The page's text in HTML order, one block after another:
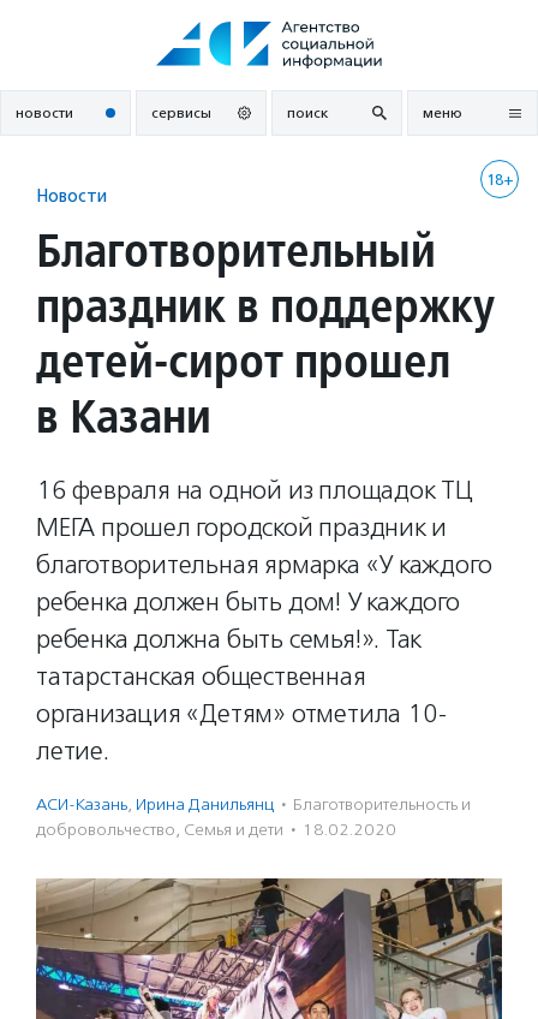
новости сервисы поиск меню
18+
Новости
Благотворительный
праздник в поддержку
детей-сирот прошел
в Казани
16 февраля на одной из площадок ТЦ
МЕГА прошел городской праздник и
благотворительная ярмарка «У каждого
ребенка должен быть дом! У каждого
ребенка должна быть семья!». Так
татарстанская общественная
организация «Детям» отметила 10-
летие.
АСИ-Казань, Ирина Данильянц · Благотвори­тель­ность и
доброволь­чест­во, Семья и дети · 18.02.2020